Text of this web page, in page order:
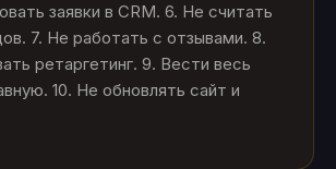
заявки в CRM. 6. Не считать
7. Не работать с отзывами. 8.
ретаргетинг. 9. Вести весь
10. Не обновлять сайт и